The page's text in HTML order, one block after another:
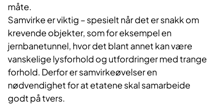
måte.
Samvirke er viktig – spesielt når det er snakk om
krevende objekter, som for eksempel en
jernbanetunnel, hvor det blant annet kan være
vanskelige lysforhold og utfordringer med trange
forhold. Derfor er samvirkeøvelser en
nødvendighet for at etatene skal samarbeide
godt på tvers.